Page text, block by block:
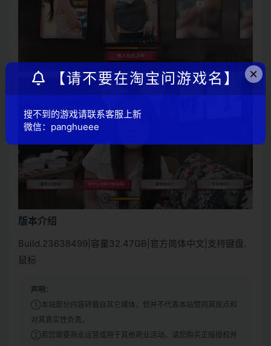
版本介绍
Build.23638499|容量32.47GB|官方简体中文|支持键盘.
鼠标
声明：
①本站部分内容转载自其它媒体，但并不代表本站赞同其观点和
对其真实性负责。
②若您需要商业运营或用于其他商业活动，请您购买正版授权并
×
【请不要在淘宝问游戏名】
搜不到的游戏请联系客服上新
微信：panghueee